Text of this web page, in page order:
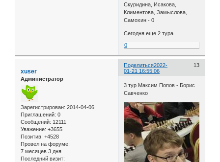
Скуридина, Исакова,
Климентова, Замыслова,
Самохин - 0
Сегодня еще 2 тура
0
Поделиться 13
2022-
01-21 16:55:06
xuser
Администратор
Зарегистрирован: 2014-04-06
Приглашений: 0
Сообщений: 12111
Уважение: +3655
Позитив: +4528
Провел на форуме:
7 месяцев 3 дня
Последний визит:
3 тур Максим Попов - Борис
Савченко